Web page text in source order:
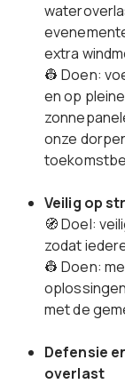
extra
👷 Doen:
en op
onze
Veilig op
🧭 Doel:
zodat
👷 Doen:
met de
Defensie
overlast